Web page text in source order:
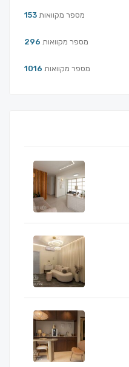
153 מספר מקוואות
296 מספר מקוואות
1016 מספר מקוואות